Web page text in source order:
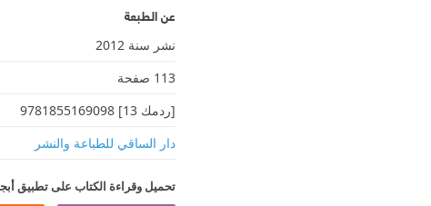
عن الطبعة
نشر سنة 2012
113 صفحة
[ردمك 13] 9781855169098
دار الساقي للطباعة والنشر
تحميل وقراءة الكتاب على تطبيق